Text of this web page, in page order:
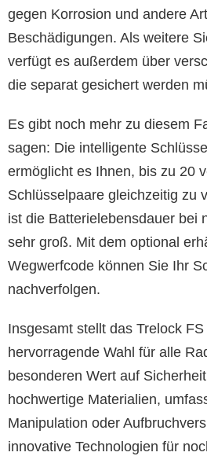
gegen Korrosion und andere
Beschädigungen. Als weitere
verfügt es außerdem über
die separat gesichert werden
Es gibt noch mehr zu diesem
sagen: Die intelligente
ermöglicht es Ihnen, bis zu 20
Schlüsselpaare gleichzeitig zu
ist die Batterielebensdauer bei
sehr groß. Mit dem optional
Wegwerfcode können Sie Ihr
nachverfolgen.
Insgesamt stellt das Trelock
hervorragende Wahl für alle
besonderen Wert auf
hochwertige Materialien,
Manipulation oder
innovative Technologien für